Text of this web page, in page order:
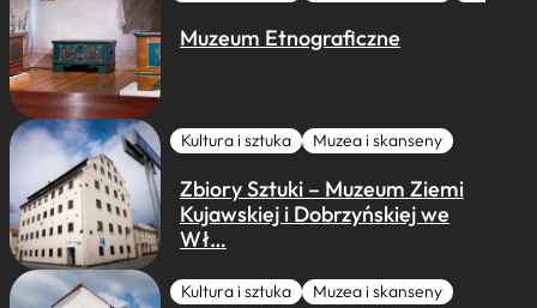
Muzeum Etnograficzne
Kultura i sztuka Muzea i skanseny
Zbiory Sztuki – Muzeum Ziemi
Kujawskiej i Dobrzyńskiej we
Wł…
Kultura i sztuka Muzea i skanseny